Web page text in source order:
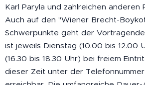
Karl Paryla und zahlreichen anderen
Auch auf den "Wiener Brecht-
Schwerpunkte geht der Vortragende
ist jeweils Dienstag (10.00 bis 12.00
(16.30 bis 18.30 Uhr) bei freiem
dieser Zeit unter der